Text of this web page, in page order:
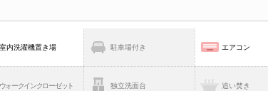
室内洗濯機置き場 駐車場付き エアコン
ウォークインクローゼット 独立洗面台 追い焚き